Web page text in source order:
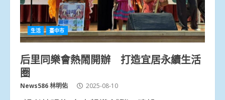
生活 臺中市
后里同樂會熱鬧開辦 打造宜居永續生活
圈
News586 林明佑 2025-08-10